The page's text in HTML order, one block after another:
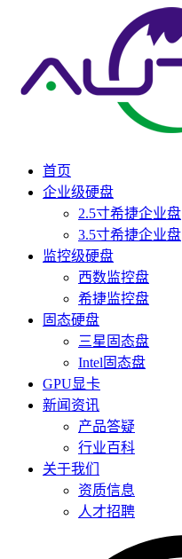
首页
企业级硬盘
2.5寸希捷企业盘
3.5寸希捷企业盘
监控级硬盘
西数监控盘
希捷监控盘
固态硬盘
三星固态盘
Intel固态盘
GPU显卡
新闻资讯
产品答疑
行业百科
关于我们
资质信息
人才招聘